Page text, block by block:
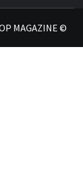
MAGAZINE ©